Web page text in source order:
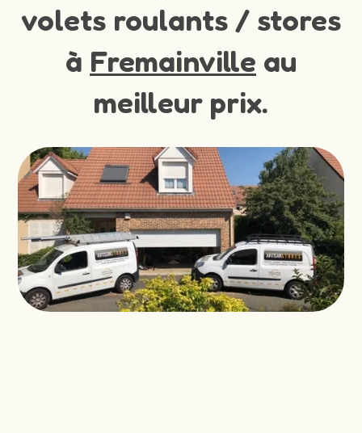
volets roulants / stores
à Fremainville au
meilleur prix.